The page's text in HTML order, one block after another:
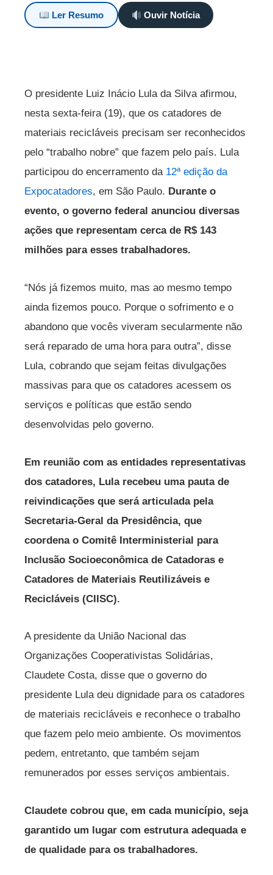
Ler Resumo Ouvir Notícia
O presidente Luiz Inácio Lula da Silva afirmou,
nesta sexta-feira (19), que os catadores de
materiais recicláveis precisam ser reconhecidos
pelo “trabalho nobre” que fazem pelo país. Lula
participou do encerramento da 12ª edição da
Expocatadores, em São Paulo. Durante o
evento, o governo federal anunciou diversas
ações que representam cerca de R$ 143
milhões para esses trabalhadores.
“Nós já fizemos muito, mas ao mesmo tempo
ainda fizemos pouco. Porque o sofrimento e o
abandono que vocês viveram secularmente não
será reparado de uma hora para outra”, disse
Lula, cobrando que sejam feitas divulgações
massivas para que os catadores acessem os
serviços e políticas que estão sendo
desenvolvidas pelo governo.
Em reunião com as entidades representativas
dos catadores, Lula recebeu uma pauta de
reivindicações que será articulada pela
Secretaria-Geral da Presidência, que
coordena o Comitê Interministerial para
Inclusão Socioeconômica de Catadoras e
Catadores de Materiais Reutilizáveis e
Recicláveis (CIISC).
A presidente da União Nacional das
Organizações Cooperativistas Solidárias,
Claudete Costa, disse que o governo do
presidente Lula deu dignidade para os catadores
de materiais recicláveis e reconhece o trabalho
que fazem pelo meio ambiente. Os movimentos
pedem, entretanto, que também sejam
remunerados por esses serviços ambientais.
Claudete cobrou que, em cada município, seja
garantido um lugar com estrutura adequada e
de qualidade para os trabalhadores.